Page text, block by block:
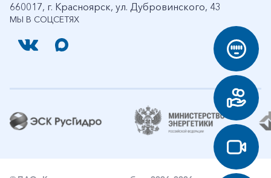
МЫ В СОЦСЕТЯХ
660017, г. Красноярск, ул. Дубровинского, 43